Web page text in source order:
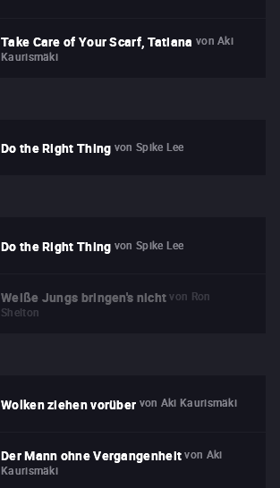
Take Care of Your Scarf, Tatiana von Aki
Kaurismäki
Do the Right Thing von Spike Lee
Do the Right Thing von Spike Lee
Weiße Jungs bringen's nicht von Ron
Shelton
Wolken ziehen vorüber von Aki Kaurismäki
Der Mann ohne Vergangenheit von Aki
Kaurismäki